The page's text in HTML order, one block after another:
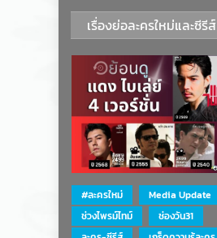
เรื่องย่อละครใหม่และซีรีส์
#ละครใหม่
Media Update
ช่วงไพรม์ไทม์
ช่องวัน31